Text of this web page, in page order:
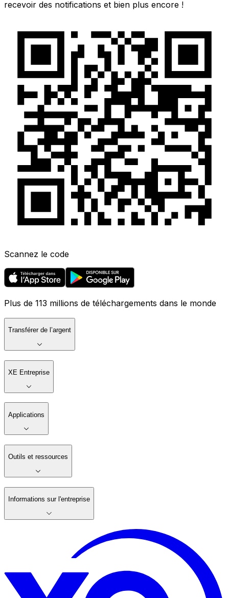
recevoir des notifications et bien plus encore !
Scannez le code
Plus de 113 millions de téléchargements dans le monde
Transférer de l’argent
XE Entreprise
Applications
Outils et ressources
Informations sur l'entreprise